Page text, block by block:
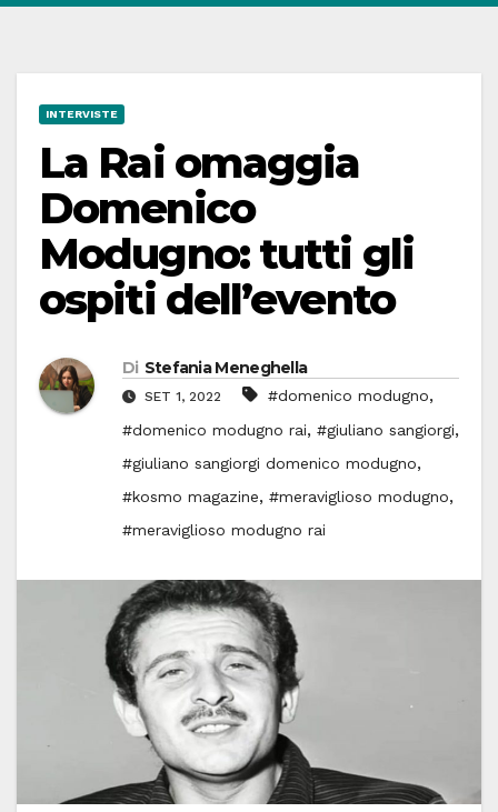
INTERVISTE
La Rai omaggia
Domenico
Modugno: tutti gli
ospiti dell’evento
Di Stefania Meneghella
SET 1, 2022 #domenico modugno,
#domenico modugno rai, #giuliano sangiorgi,
#giuliano sangiorgi domenico modugno,
#kosmo magazine, #meraviglioso modugno,
#meraviglioso modugno rai